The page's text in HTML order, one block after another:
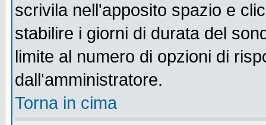
scrivila nell'apposito spazio e
stabilire i giorni di durata del
limite al numero di opzioni di
dall'amministratore.
Torna in cima